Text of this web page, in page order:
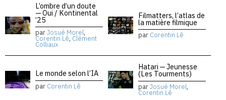
L’ombre d’un doute
— Oui / Kontinental
’25
parJosué Morel,
Corentin Lê, Clément
Colliaux
Filmatters, l’atlas de
la matière filmique
par Corentin Lê
Le monde selon l’IA
par Corentin Lê
Hatari — Jeunesse
(Les Tourments)
parJosué Morel,
Corentin Lê